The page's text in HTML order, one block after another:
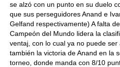
se alzó con un punto en su duelo
que sus perseguidores Anand e
Gelfand respectivamente) A falta
Campeón del Mundo lidera la
ventaj, con lo cual ya no puede
también la victoria de Anand en la
torneo, donde manda con 8/10